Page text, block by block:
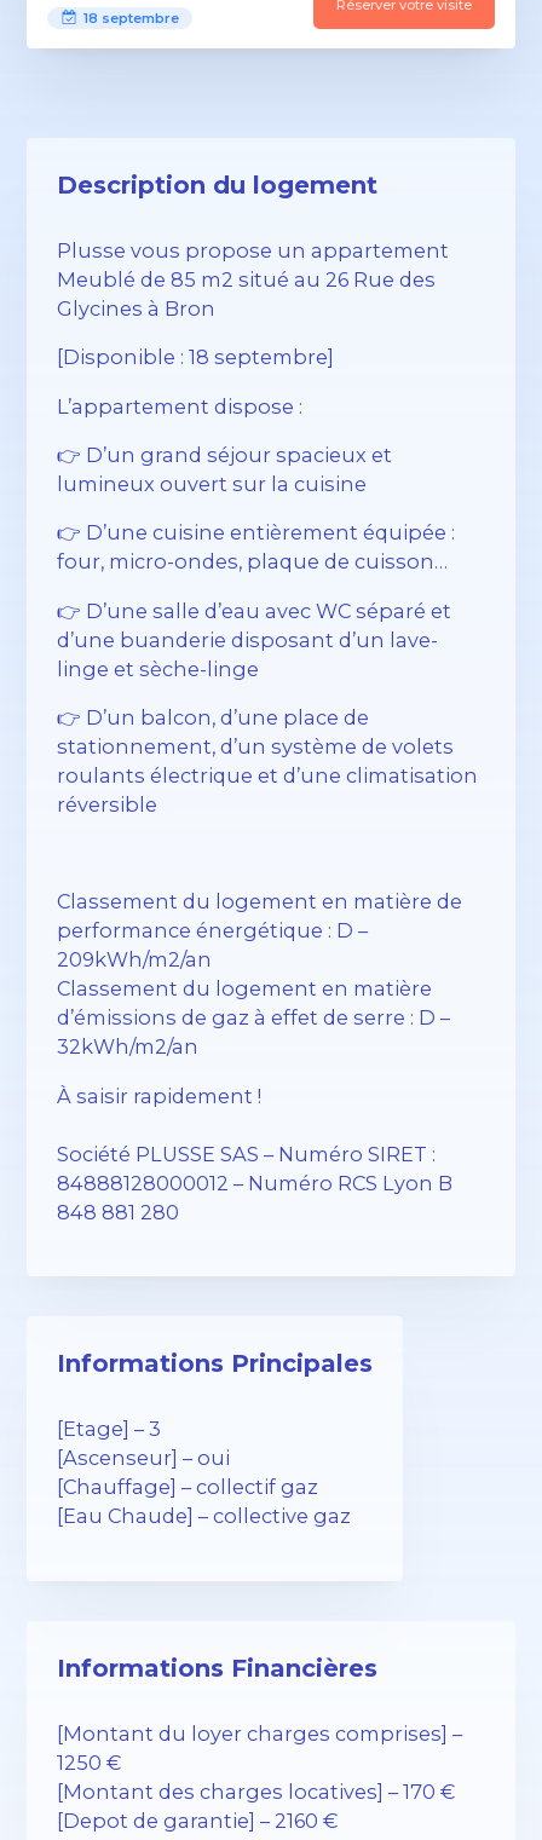
18 septembre
Réserver votre visite
Description du logement
Plusse vous propose un appartement
Meublé de 85 m2 situé au 26 Rue des
Glycines à Bron
[Disponible : 18 septembre]
L’appartement dispose :
👉 D’un grand séjour spacieux et
lumineux ouvert sur la cuisine
👉 D’une cuisine entièrement équipée :
four, micro-ondes, plaque de cuisson…
👉 D’une salle d’eau avec WC séparé et
d’une buanderie disposant d’un lave-
linge et sèche-linge
👉 D’un balcon, d’une place de
stationnement, d’un système de volets
roulants électrique et d’une climatisation
réversible
Classement du logement en matière de
performance énergétique : D –
209kWh/m2/an
Classement du logement en matière
d’émissions de gaz à effet de serre : D –
32kWh/m2/an
À saisir rapidement !
Société PLUSSE SAS – ​​Numéro SIRET :
84888128000012 – Numéro RCS Lyon B
848 881 280
Informations Principales
[Etage] – 3
[Ascenseur] – oui
[Chauffage] – collectif gaz
[Eau Chaude] – collective gaz
Informations Financières
[Montant du loyer charges comprises] –
1250 €
[Montant des charges locatives] – 170 €
[Depot de garantie] – 2160 €